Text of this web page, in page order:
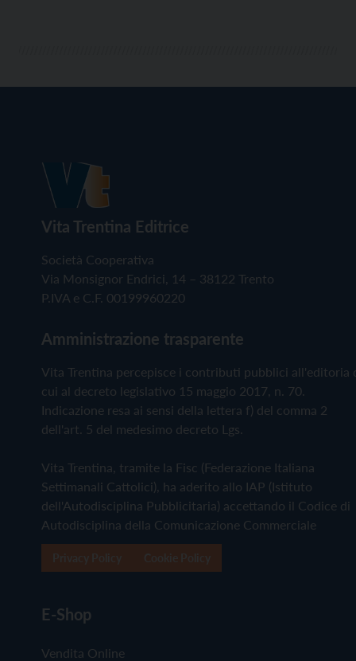
Vita Trentina Editrice
Società Cooperativa
Via Monsignor Endrici, 14 – 38122 Trento
P.IVA e C.F. 00199960220
Amministrazione trasparente
Vita Trentina percepisce i contributi pubblici all'editoria
cui al decreto legislativo 15 maggio 2017, n. 70.
Indicazione resa ai sensi della lettera f) del comma 2
dell'art. 5 del medesimo decreto Lgs.
Vita Trentina, tramite la Fisc (Federazione Italiana
Settimanali Cattolici), ha aderito allo IAP (Istituto
dell'Autodisciplina Pubblicitaria) accettando il Codice di
Autodisciplina della Comunicazione Commerciale
E-Shop
Vendita Online